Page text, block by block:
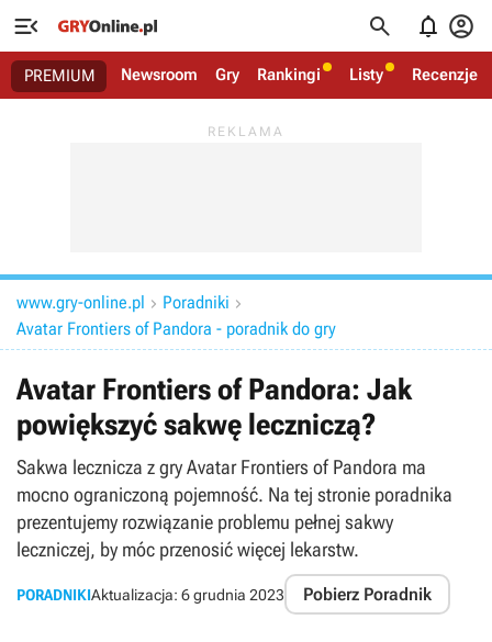
   
PREMIUM Newsroom Gry Rankingi Listy Recenzje
www.gry-online.pl  Poradniki 
Avatar Frontiers of Pandora - poradnik do gry
Avatar Frontiers of Pandora: Jak
powiększyć sakwę leczniczą?
Sakwa lecznicza z gry Avatar Frontiers of Pandora ma
mocno ograniczoną pojemność. Na tej stronie poradnika
prezentujemy rozwiązanie problemu pełnej sakwy
leczniczej, by móc przenosić więcej lekarstw.
PORADNIKIAktualizacja: 6 grudnia 2023 Pobierz Poradnik